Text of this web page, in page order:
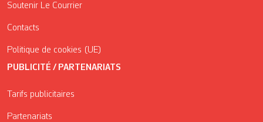
Soutenir Le Courrier
Contacts
Politique de cookies (UE)
PUBLICITÉ / PARTENARIATS
Tarifs publicitaires
Partenariats